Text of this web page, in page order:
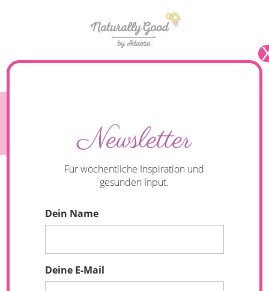
Newsletter
Für wöchentliche Inspiration und
gesunden Input.
Dein Name
Deine E-Mail